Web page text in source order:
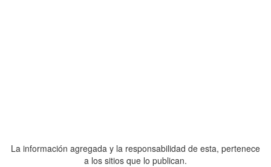
La información agregada y la responsabilidad de esta, pertenece
a los sitios que lo publican.